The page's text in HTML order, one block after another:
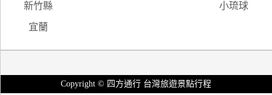
新竹縣 小琉球
宜蘭
Copyright © 四方通行 台灣旅遊景點行程